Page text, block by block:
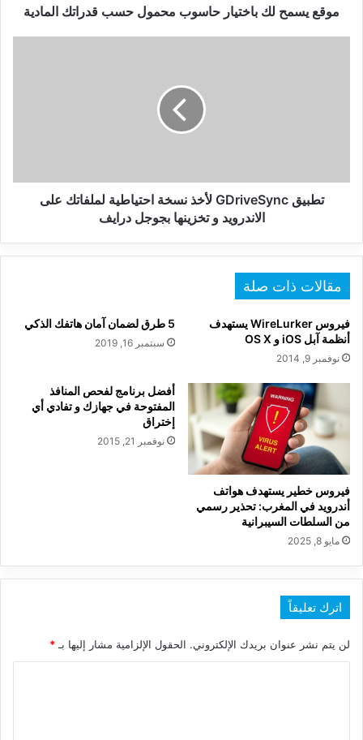
موقع يسمح لك باختيار حاسوب محمول حسب قدراتك المادية
و
تخزينها
تطبيق GDriveSync لأخذ نسخة احتياطية لملفاتك على
الاندرويد و تخزينها بجوجل درايف
مقالات ذات صلة
فيروس WireLurker يستهدف
أنظمة آبل iOS و OS X
نوفمبر 9, 2014
5 طرق لضمان آمان هاتفك الذكي
سبتمبر 16, 2019
فيروس خطير يستهدف هواتف
أندرويد في المغرب: تحذير رسمي
من السلطات السيبرانية
مايو 8, 2025
أفضل برنامج لفحص المنافذ
المفتوحة في جهازك و تفادي أي
إختراق
نوفمبر 21, 2015
اترك تعليقاً
لن يتم نشر عنوان بريدك الإلكتروني. الحقول الإلزامية مشار إليها بـ *